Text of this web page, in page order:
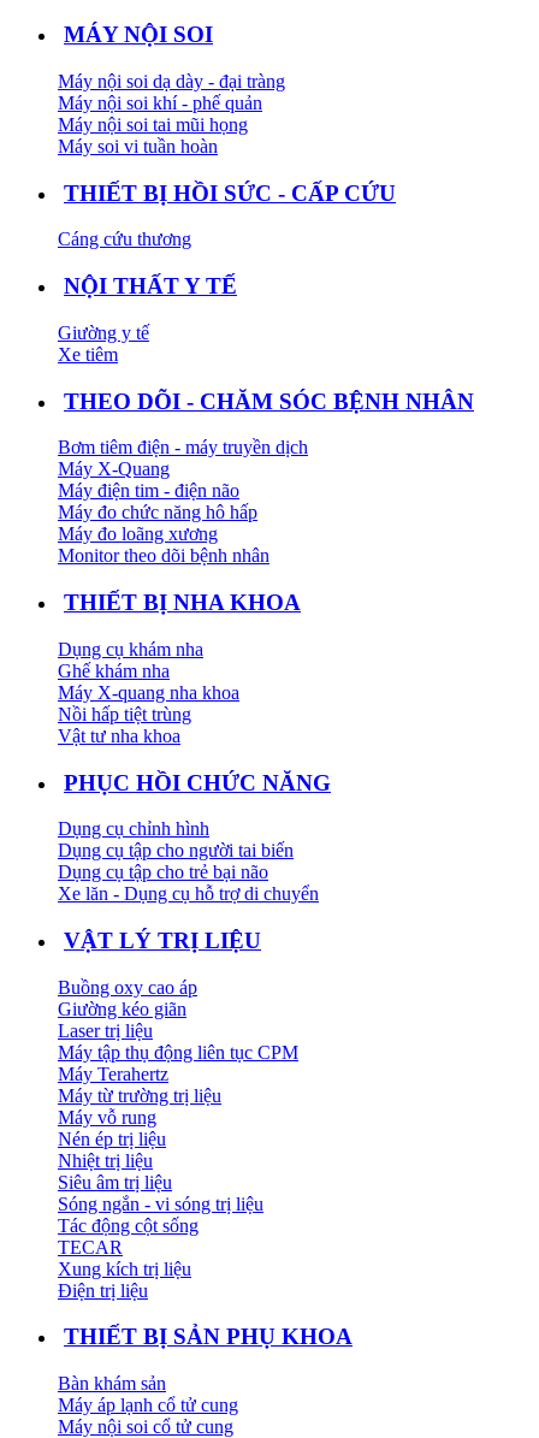
MÁY NỘI SOI
Máy nội soi dạ dày - đại tràng
Máy nội soi khí - phế quản
Máy nội soi tai mũi họng
Máy soi vi tuần hoàn
THIẾT BỊ HỒI SỨC - CẤP CỨU
Cáng cứu thương
NỘI THẤT Y TẾ
Giường y tế
Xe tiêm
THEO DÕI - CHĂM SÓC BỆNH NHÂN
Bơm tiêm điện - máy truyền dịch
Máy X-Quang
Máy điện tim - điện não
Máy đo chức năng hô hấp
Máy đo loãng xương
Monitor theo dõi bệnh nhân
THIẾT BỊ NHA KHOA
Dụng cụ khám nha
Ghế khám nha
Máy X-quang nha khoa
Nồi hấp tiệt trùng
Vật tư nha khoa
PHỤC HỒI CHỨC NĂNG
Dụng cụ chỉnh hình
Dụng cụ tập cho người tai biến
Dụng cụ tập cho trẻ bại não
Xe lăn - Dụng cụ hỗ trợ di chuyển
VẬT LÝ TRỊ LIỆU
Buồng oxy cao áp
Giường kéo giãn
Laser trị liệu
Máy tập thụ động liên tục CPM
Máy Terahertz
Máy từ trường trị liệu
Máy vỗ rung
Nén ép trị liệu
Nhiệt trị liệu
Siêu âm trị liệu
Sóng ngắn - vi sóng trị liệu
Tác động cột sống
TECAR
Xung kích trị liệu
Điện trị liệu
THIẾT BỊ SẢN PHỤ KHOA
Bàn khám sản
Máy áp lạnh cổ tử cung
Máy nội soi cổ tử cung